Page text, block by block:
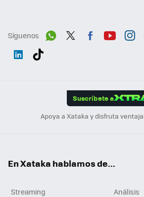
Síguenos
Suscríbete a
Apoya a Xataka y disfruta
En Xataka hablamos de...
Streaming
Análisis